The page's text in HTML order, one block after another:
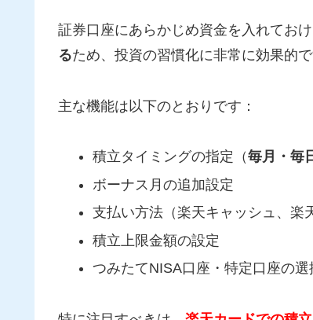
証券口座にあらかじめ資金を入れてお
るため、投資の習慣化に非常に効果的で
主な機能は以下のとおりです：
積立タイミングの指定（毎月・毎
ボーナス月の追加設定
支払い方法（楽天キャッシュ、楽
積立上限金額の設定
つみたてNISA口座・特定口座の選